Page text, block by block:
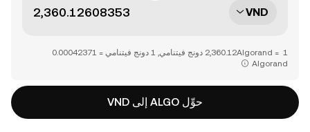
VND
Algorand‏‏
حوِّل ALGO إلى VND